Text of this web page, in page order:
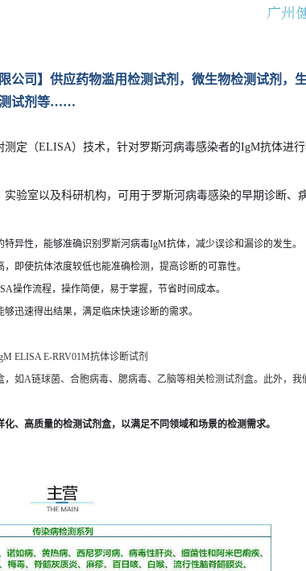
公司】供应药物滥用检测试剂，微生物检测试剂
测试剂等……
定（ELISA）技术，针对罗斯河病毒感染者的IgM抗体进
验室以及科研机构，可用于罗斯河病毒感染的早期诊断、
异性，能够准确识别罗斯河病毒IgM抗体，减少误诊和漏诊的发生。
即使抗体浓度较低也能准确检测，提高诊断的可靠性。
操作流程，操作简便，易于掌握，节省时间成本。
迅速得出结果，满足临床快速诊断的需求。
ELISA E-RRV01M抗体诊断试剂
，如A链球菌、合胞病毒、腮病毒、乙脑等相关检测试剂盒。此外，
、高质量的检测试剂盒，以满足不同领域和场景的检测需求。